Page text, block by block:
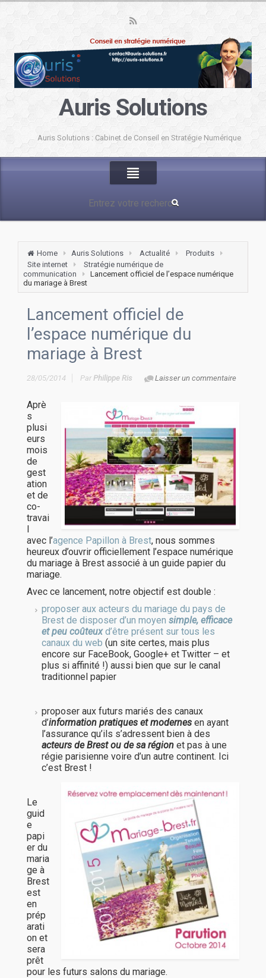
Auris Solutions
Auris Solutions : Cabinet de Conseil en Stratégie Numérique
Home Auris Solutions Actualité
Produits
Site internet
Stratégie numérique de
communication
Lancement officiel de l’espace numérique
du mariage à Brest
Lancement officiel de
l’espace numérique du
mariage à Brest
28/05/2014 Laisser un commentaire
ParPhilippe Ris
Aprè
s
plusi
eurs
mois
de
gest
ation
et de
co-
travai
l
avec l’agence Papillon à Brest, nous sommes
heureux d’ouvrir officiellement l’espace numérique
du mariage à Brest associé à un guide papier du
mariage.
Avec ce lancement, notre objectif est double :
proposer aux acteurs du mariage du pays de
Brest de disposer d’un moyen simple, efficace
et peu coûteuxd’être présent sur tous les
canaux du web (un site certes, mais plus
encore sur FaceBook, Google+ et Twitter – et
plus si affinité !) aussi bien que sur le canal
traditionnel papier
proposer aux futurs mariés des canaux
d’information pratiques et modernes en ayant
l’assurance qu’ils s’adressent bien à des
acteurs de Brest ou de sa région et pas à une
régie parisienne voire d’un autre continent. Ici
c’est Brest !
Le
guid
e
papi
er du
maria
ge à
Brest
est
en
prép
arati
on et
sera
prêt
pour les futurs salons du mariage.